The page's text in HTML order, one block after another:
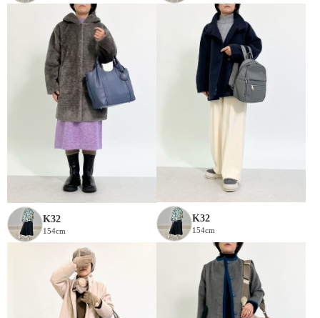
K32
154cm
K32
154cm